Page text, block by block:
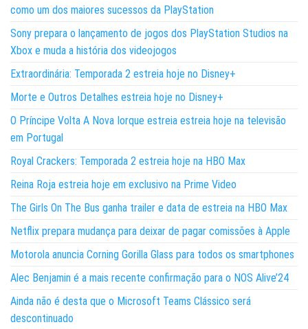
como um dos maiores sucessos da PlayStation
Sony prepara o lançamento de jogos dos PlayStation Studios na
Xbox e muda a história dos videojogos
Extraordinária: Temporada 2 estreia hoje no Disney+
Morte e Outros Detalhes estreia hoje no Disney+
O Príncipe Volta A Nova Iorque estreia estreia hoje na televisão
em Portugal
Royal Crackers: Temporada 2 estreia hoje na HBO Max
Reina Roja estreia hoje em exclusivo na Prime Video
The Girls On The Bus ganha trailer e data de estreia na HBO Max
Netflix prepara mudança para deixar de pagar comissões à Apple
Motorola anuncia Corning Gorilla Glass para todos os smartphones
Alec Benjamin é a mais recente confirmação para o NOS Alive’24
Ainda não é desta que o Microsoft Teams Clássico será
descontinuado